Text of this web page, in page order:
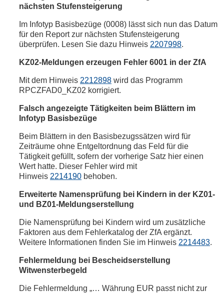
nächsten Stufensteigerung
Im Infotyp Basisbezüge (0008) lässt sich nun das Datum
für den Report zur nächsten Stufensteigerung
überprüfen. Lesen Sie dazu Hinweis 2207998.
KZ02-Meldungen erzeugen Fehler 6001 in der ZfA
Mit dem Hinweis 2212898 wird das Programm
RPCZFAD0_KZ02 korrigiert.
Falsch angezeigte Tätigkeiten beim Blättern im
Infotyp Basisbezüge
Beim Blättern in den Basisbezugssätzen wird für
Zeiträume ohne Entgeltordnung das Feld für die
Tätigkeit gefüllt, sofern der vorherige Satz hier einen
Wert hatte. Dieser Fehler wird mit
Hinweis 2214190 behoben.
Erweiterte Namensprüfung bei Kindern in der KZ01-
und BZ01-Meldungserstellung
Die Namensprüfung bei Kindern wird um zusätzliche
Faktoren aus dem Fehlerkatalog der ZfA ergänzt.
Weitere Informationen finden Sie im Hinweis 2214483.
Fehlermeldung bei Bescheidserstellung
Witwensterbegeld
Die Fehlermeldung „… Währung EUR passt nicht zur